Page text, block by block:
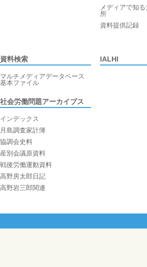
メディアで知
所
資料提供記録
資料検索
マルチメディアデータベース
基本ファイル
社会労働問題アーカイブス
インデックス
月島調査家計簿
協調会史料
産別会議原資料
戦後労働運動資料
高野房太郎日記
高野岩三郎関連
IALHI